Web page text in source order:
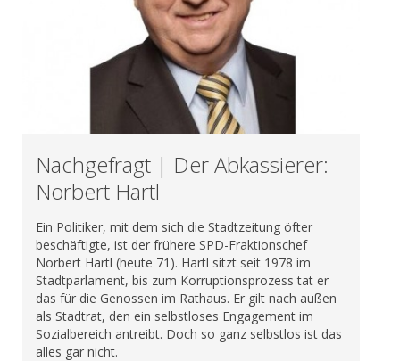
Nachgefragt | Der Abkassierer:
Norbert Hartl
Ein Politiker, mit dem sich die Stadtzeitung öfter
beschäftigte, ist der frühere SPD-Fraktionschef
Norbert Hartl (heute 71). Hartl sitzt seit 1978 im
Stadtparlament, bis zum Korruptionsprozess tat er
das für die Genossen im Rathaus. Er gilt nach außen
als Stadtrat, den ein selbstloses Engagement im
Sozialbereich antreibt. Doch so ganz selbstlos ist das
alles gar nicht.